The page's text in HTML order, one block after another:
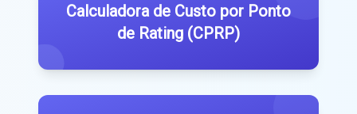
Calculadora de Custo por Ponto
de Rating (CPRP)